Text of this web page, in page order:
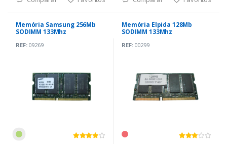
Memória Samsung 256Mb
SODIMM 133Mhz
REF:09269
Memória Elpida 128Mb
SODIMM 133Mhz
REF:00299